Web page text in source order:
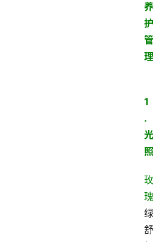
养
护
管
理
1
.
光
照
玫
瑰
绿
舒